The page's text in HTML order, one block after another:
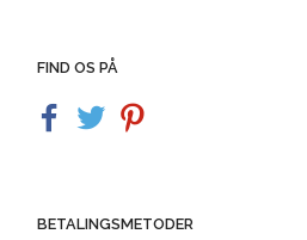
FIND OS PÅ
BETALINGSMETODER